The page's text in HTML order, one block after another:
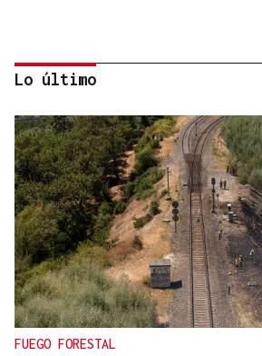
Eduardo
Primera carrera de
Lo último
FUEGO FORESTAL